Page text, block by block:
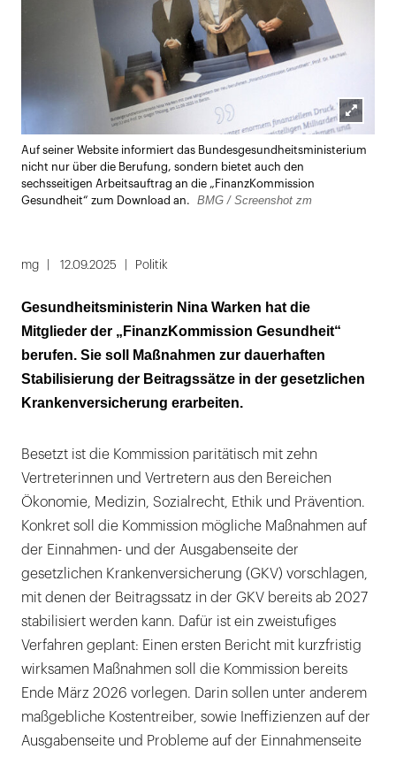
Lightbox
öffnen
Auf seiner Website informiert das Bundesgesundheitsministerium
nicht nur über die Berufung, sondern bietet auch den
sechsseitigen Arbeitsauftrag an die „FinanzKommission
Gesundheit“ zum Download an.
BMG / Screenshot zm
mg 12.09.2025 Politik
Gesundheitsministerin Nina Warken hat die
Mitglieder der „FinanzKommission Gesundheit“
berufen. Sie soll Maßnahmen zur dauerhaften
Stabilisierung der Beitragssätze in der gesetzlichen
Krankenversicherung erarbeiten.
Besetzt ist die Kommission paritätisch mit zehn
Vertreterinnen und Vertretern aus den Bereichen
Ökonomie, Medizin, Sozialrecht, Ethik und Prävention.
Konkret soll die Kommission mögliche Maßnahmen auf
der Einnahmen- und der Ausgabenseite der
gesetzlichen Krankenversicherung (GKV) vorschlagen,
mit denen der Beitragssatz in der GKV bereits ab 2027
stabilisiert werden kann. Dafür ist ein zweistufiges
Verfahren geplant: Einen ersten Bericht mit kurzfristig
wirksamen Maßnahmen soll die Kommission bereits
Ende März 2026 vorlegen. Darin sollen unter anderem
maßgebliche Kostentreiber, sowie Ineffizienzen auf der
Ausgabenseite und Probleme auf der Einnahmenseite